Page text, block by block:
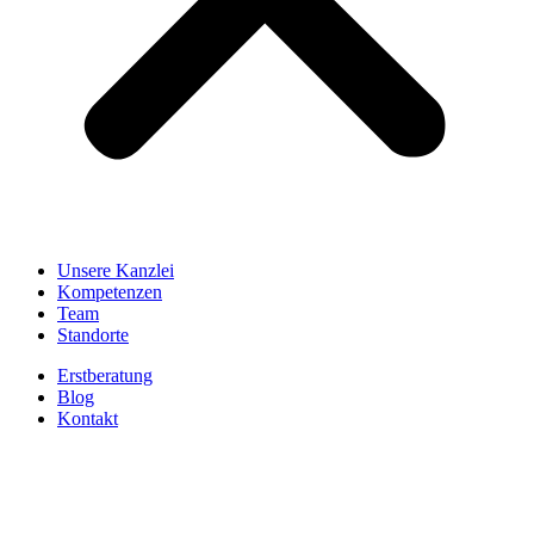
Unsere Kanzlei
Kompetenzen
Team
Standorte
Erstberatung
Blog
Kontakt